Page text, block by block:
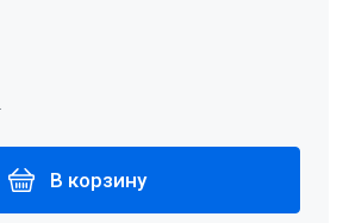
В корзину